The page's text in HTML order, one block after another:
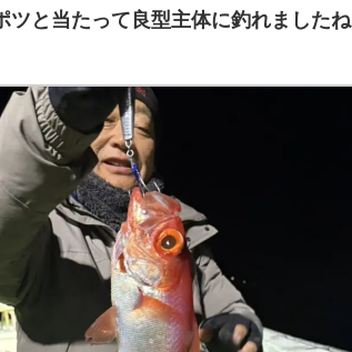
ツと当たって良型主体に釣れましたね